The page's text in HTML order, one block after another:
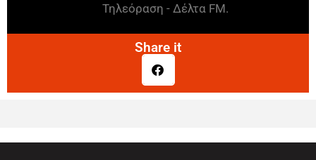
Τηλεόραση - Δέλτα FM.
Share it